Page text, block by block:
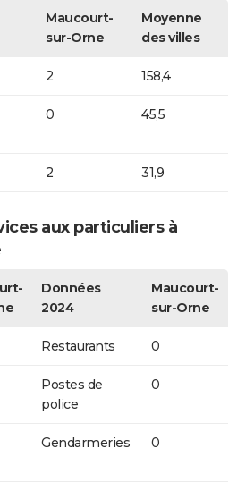
Maucourt-
sur-Orne
Moyenne
des villes
2 158,4
0 45,5
2 31,9
aux particuliers à
Données
2024
Maucourt-
sur-Orne
Restaurants 0
Postes de
police
0
Gendarmeries 0